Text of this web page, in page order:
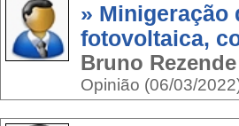
» Minigeração
fotovoltaica,
Bruno
Opinião (06/03/